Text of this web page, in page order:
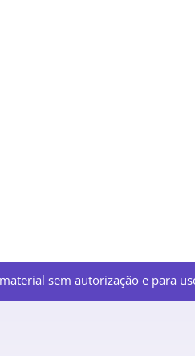
sem autorização e para